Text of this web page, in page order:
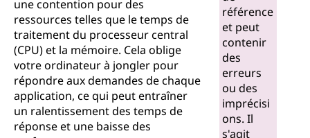
une contention pour des
ressources telles que le temps de
traitement du processeur central
(CPU) et la mémoire. Cela oblige
votre ordinateur à jongler pour
répondre aux demandes de chaque
application, ce qui peut entraîner
un ralentissement des temps de
réponse et une baisse des
référence
et peut
contenir
des
erreurs
ou des
imprécisi
ons. Il
s'agit